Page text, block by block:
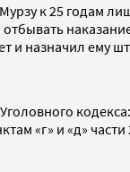
к 25 годам
и назначил ему
«г» и «д»